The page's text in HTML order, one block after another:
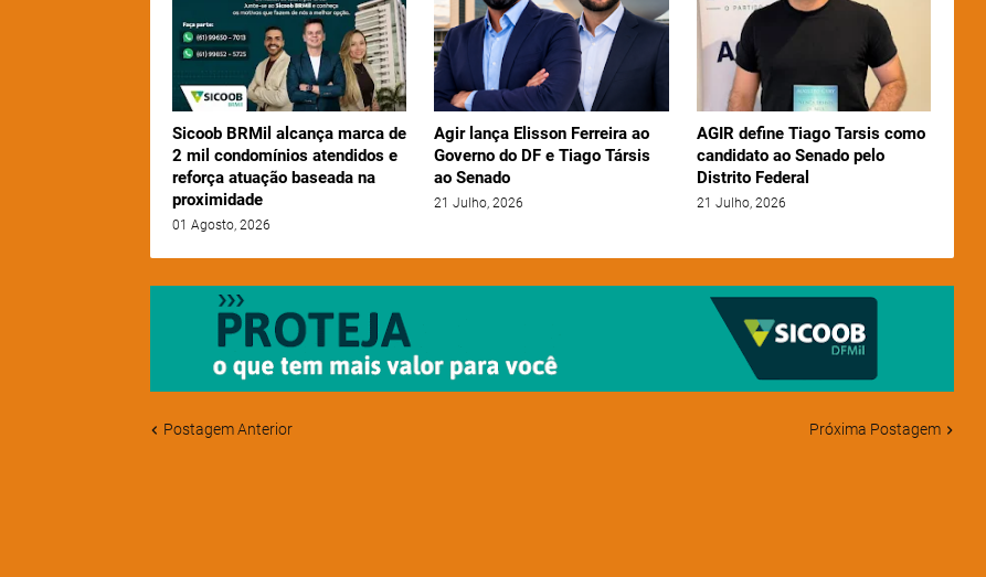
Sicoob BRMil alcança marca de
2 mil condomínios atendidos e
reforça atuação baseada na
proximidade
01 Agosto, 2026
Agir lança Elisson Ferreira ao
Governo do DF e Tiago Társis
ao Senado
21 Julho, 2026
AGIR define Tiago Tarsis como
candidato ao Senado pelo
Distrito Federal
21 Julho, 2026
Postagem Anterior Próxima Postagem